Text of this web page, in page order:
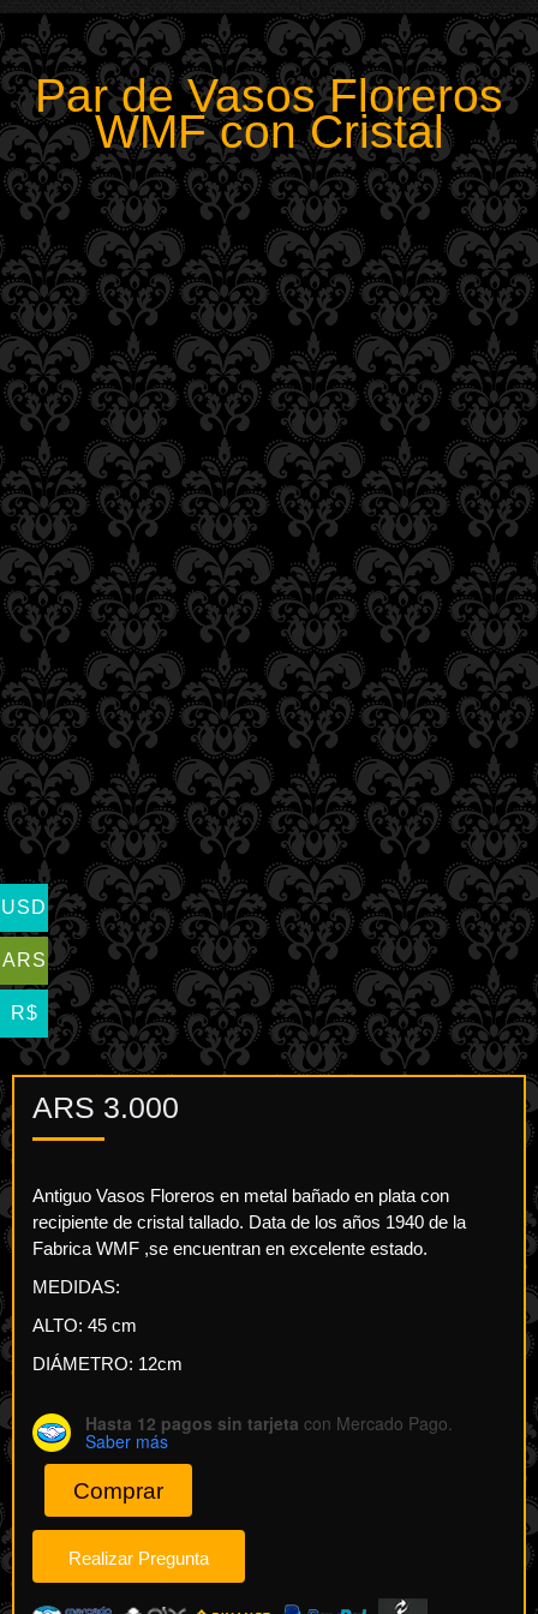
Par de Vasos Floreros
WMF con Cristal
ARS 3.000
Antiguo Vasos Floreros en metal bañado en plata con
recipiente de cristal tallado. Data de los años 1940 de la
Fabrica WMF ,se encuentran en excelente estado.
MEDIDAS:
ALTO: 45 cm
DIÁMETRO: 12cm
Hasta 12 pagos sin tarjeta con Mercado Pago.
Saber más
Comprar
USD
ARS
R$